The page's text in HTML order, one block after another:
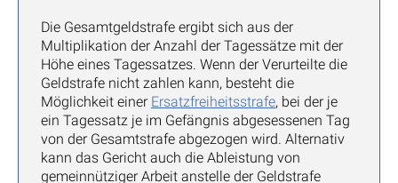
Die Gesamtgeldstrafe ergibt sich aus der
Multiplikation der Anzahl der Tagessätze mit der
Höhe eines Tagessatzes. Wenn der Verurteilte die
Geldstrafe nicht zahlen kann, besteht die
Möglichkeit einer Ersatzfreiheitsstrafe, bei der je
ein Tagessatz je im Gefängnis abgesessenen Tag
von der Gesamtstrafe abgezogen wird. Alternativ
kann das Gericht auch die Ableistung von
gemeinnütziger Arbeit anstelle der Geldstrafe